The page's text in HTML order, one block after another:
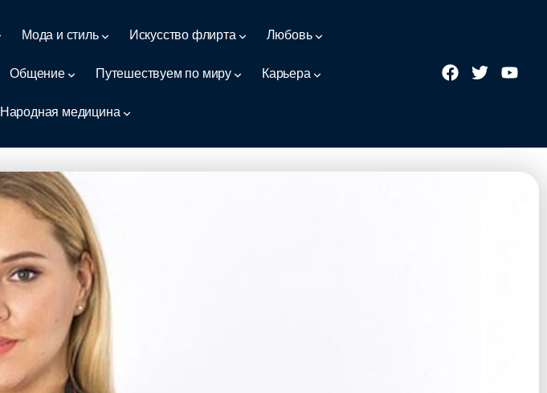
Мода и стиль Искусство флирта Любовь
Общение Путешествуем по миру Карьера
Народная медицина